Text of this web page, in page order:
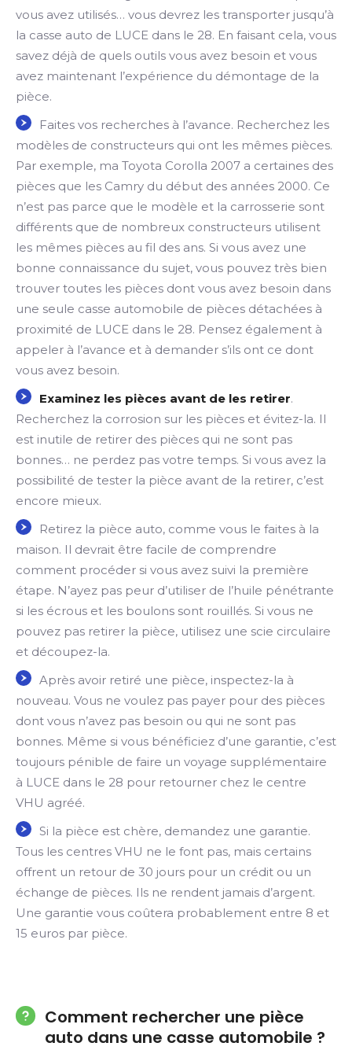
vous avez utilisés… vous devrez les transporter jusqu’à
la casse auto de LUCE dans le 28. En faisant cela, vous
savez déjà de quels outils vous avez besoin et vous
avez maintenant l’expérience du démontage de la
pièce.
Faites vos recherches à l’avance. Recherchez les
modèles de constructeurs qui ont les mêmes pièces.
Par exemple, ma Toyota Corolla 2007 a certaines des
pièces que les Camry du début des années 2000. Ce
n’est pas parce que le modèle et la carrosserie sont
différents que de nombreux constructeurs utilisent
les mêmes pièces au fil des ans. Si vous avez une
bonne connaissance du sujet, vous pouvez très bien
trouver toutes les pièces dont vous avez besoin dans
une seule casse automobile de pièces détachées à
proximité de LUCE dans le 28. Pensez également à
appeler à l’avance et à demander s’ils ont ce dont
vous avez besoin.
Examinez les pièces avant de les retirer.
Recherchez la corrosion sur les pièces et évitez-la. Il
est inutile de retirer des pièces qui ne sont pas
bonnes… ne perdez pas votre temps. Si vous avez la
possibilité de tester la pièce avant de la retirer, c’est
encore mieux.
Retirez la pièce auto, comme vous le faites à la
maison. Il devrait être facile de comprendre
comment procéder si vous avez suivi la première
étape. N’ayez pas peur d’utiliser de l’huile pénétrante
si les écrous et les boulons sont rouillés. Si vous ne
pouvez pas retirer la pièce, utilisez une scie circulaire
et découpez-la.
Après avoir retiré une pièce, inspectez-la à
nouveau. Vous ne voulez pas payer pour des pièces
dont vous n’avez pas besoin ou qui ne sont pas
bonnes. Même si vous bénéficiez d’une garantie, c’est
toujours pénible de faire un voyage supplémentaire
à LUCE dans le 28 pour retourner chez le centre
VHU agréé.
Si la pièce est chère, demandez une garantie.
Tous les centres VHU ne le font pas, mais certains
offrent un retour de 30 jours pour un crédit ou un
échange de pièces. Ils ne rendent jamais d’argent.
Une garantie vous coûtera probablement entre 8 et
15 euros par pièce.
Comment rechercher une pièce
auto dans une casse automobile ?